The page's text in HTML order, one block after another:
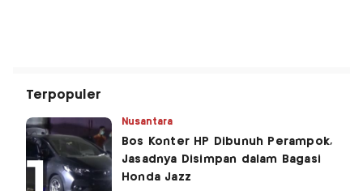
Terpopuler
Nusantara
Bos Konter HP Dibunuh Perampok,
Jasadnya Disimpan dalam Bagasi
Honda Jazz